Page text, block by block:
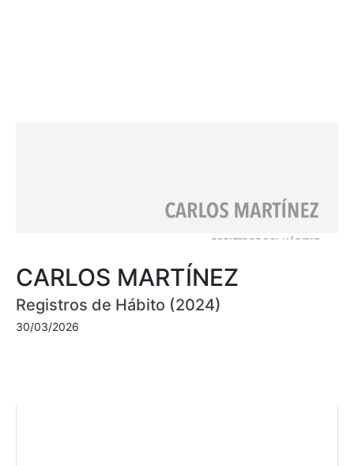
CARLOS MARTÍNEZ
Registros de Hábito (2024)
30/03/2026